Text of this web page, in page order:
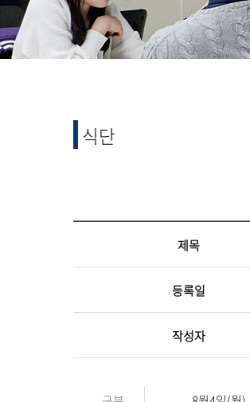
이념
비전2030+체계도
자연계열
간호학과
식품영양학과
학습경험 인정제도
군 복무경험 인정제도
식단
제목
등록일
작성자